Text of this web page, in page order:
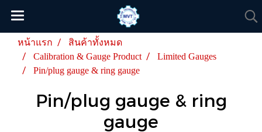
หน้าแรก
สินค้าทั้งหมด
Calibration & Gauge Product
Limited Gauges
Pin/plug gauge & ring gauge
Pin/plug gauge & ring
gauge